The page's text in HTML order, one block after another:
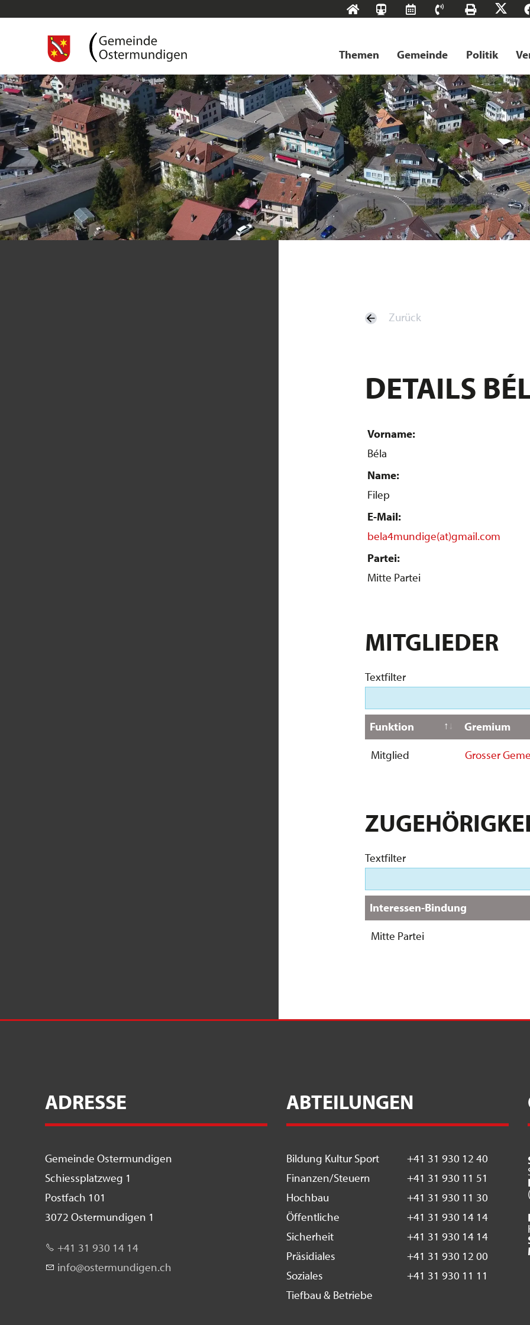
StartSBB-
RMS Kontakt
Themen Gemeinde Politik
Zurück
DETAILS
Vorname:
Béla
Name:
Filep
E-Mail:
bela4mundige(at)gmail.com
Partei:
Mitte Partei
MITGLIEDER
Textfilter
Funktion
Gremium
Mitglied
Grosser
Textfilter
Interessen-Bindung
Mitte Partei
ADRESSE
Gemeinde Ostermundigen
Schiessplatzweg 1
Postfach 101
3072 Ostermundigen 1
+41 31 930 14 14
nf
st rm nd g n ch
ABTEILUNGEN
Bildung Kultur Sport
Finanzen/Steuern
Hochbau
Öffentliche
Sicherheit
Präsidiales
Soziales
Tiefbau & Betriebe
+41 31 930 12 40
+41 31 930 11 51
+41 31 930 11 30
+41 31 930 14 14
+41 31 930 14 14
+41 31 930 12 00
+41 31 930 11 11